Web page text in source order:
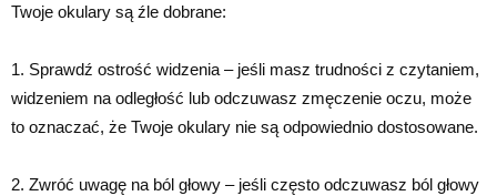
Twoje okulary są źle dobrane:
1. Sprawdź ostrość widzenia – jeśli masz trudności z czytaniem,
widzeniem na odległość lub odczuwasz zmęczenie oczu, może
to oznaczać, że Twoje okulary nie są odpowiednio dostosowane.
2. Zwróć uwagę na ból głowy – jeśli często odczuwasz ból głowy